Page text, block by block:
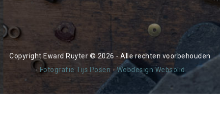
Copyright Eward Ruyter © 2026 - Alle rechten voorbehouden
- Fotografie Tijs Posen -Webdesign Websolid